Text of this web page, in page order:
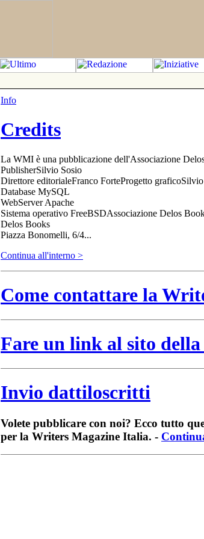
Info
Credits
La WMI è una pubblicazione dell'Associazione
PublisherSilvio Sosio
Direttore editorialeFranco ForteProgetto
Database MySQL
WebServer Apache
Sistema operativo FreeBSDAssociazione Delos
Delos Books
Piazza Bonomelli, 6/4...
Continua all'interno >
Come contattare la
Fare un link al sito
Invio dattiloscritti
Volete pubblicare con noi? Ecco tutto
per la Writers Magazine Italia. -